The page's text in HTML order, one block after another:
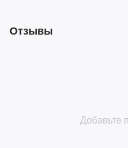
Отзывы
Добавьте